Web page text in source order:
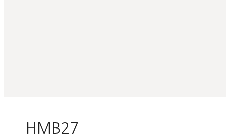
HMB27